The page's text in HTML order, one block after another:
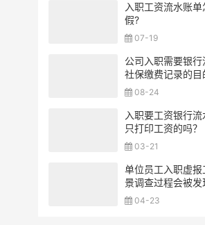
入职工资流水账
假?
07-19
公司入职需要银行
社保缴费记录的目
08-24
入职要工资银行流
只打印工资的吗？
03-21
单位员工入职虚报
景调查过程会被发
04-23